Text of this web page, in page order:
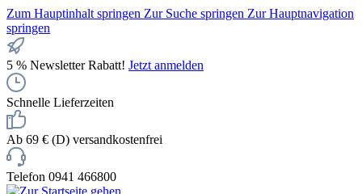
Zum Hauptinhalt springen Zur Suche springen Zur Hauptnavigation
springen
5 % Newsletter Rabatt! Jetzt anmelden
Schnelle Lieferzeiten
Ab 69 € (D) versandkostenfrei
Telefon 0941 466800